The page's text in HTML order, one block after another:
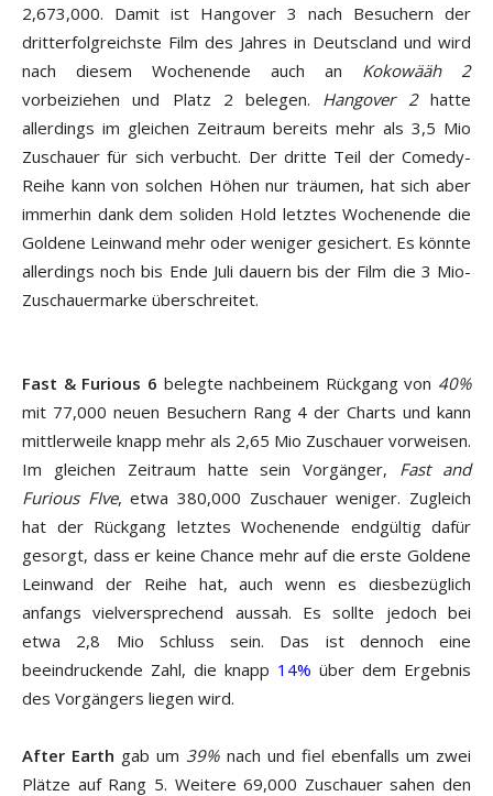
2,673,000. Damit ist Hangover 3 nach Besuchern der
dritterfolgreichste Film des Jahres in Deutscland und wird
nach diesem Wochenende auch an Kokowääh 2
vorbeiziehen und Platz 2 belegen. Hangover 2hatte
allerdings im gleichen Zeitraum bereits mehr als 3,5 Mio
Zuschauer für sich verbucht. Der dritte Teil der Comedy-
Reihe kann von solchen Höhen nur träumen, hat sich aber
immerhin dank dem soliden Hold letztes Wochenende die
Goldene Leinwand mehr oder weniger gesichert. Es könnte
allerdings noch bis Ende Juli dauern bis der Film die 3 Mio-
Zuschauermarke überschreitet.
Fast & Furious 6 belegte nachbeinem Rückgang von 40%
mit 77,000 neuen Besuchern Rang 4 der Charts und kann
mittlerweile knapp mehr als 2,65 Mio Zuschauer vorweisen.
Im gleichen Zeitraum hatte sein Vorgänger, Fast and
Furious FIve, etwa 380,000 Zuschauer weniger. Zugleich
hat der Rückgang letztes Wochenende endgültig dafür
gesorgt, dass er keine Chance mehr auf die erste Goldene
Leinwand der Reihe hat, auch wenn es diesbezüglich
anfangs vielversprechend aussah. Es sollte jedoch bei
etwa 2,8 Mio Schluss sein. Das ist dennoch eine
beeindruckende Zahl, die knapp 14% über dem Ergebnis
des Vorgängers liegen wird.
After Earth gab um 39%nach und fiel ebenfalls um zwei
Plätze auf Rang 5. Weitere 69,000 Zuschauer sahen den